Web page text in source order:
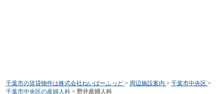
千葉市の賃貸物件は株式会社ねいばーふっど > 周辺施設案内 > 千葉市中央区 >
千葉市中央区の産婦人科 > 野井産婦人科